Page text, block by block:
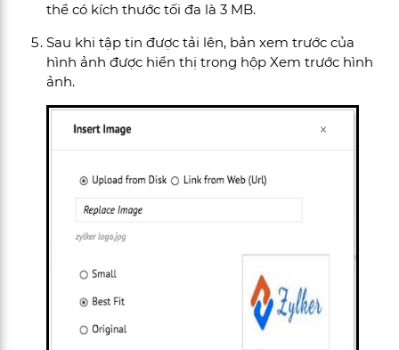
thể có kích thước tối đa là 3 MB.
Sau khi tập tin được tải lên, bản xem trước của
hình ảnh được hiển thị trong hộp Xem trước hình
ảnh.